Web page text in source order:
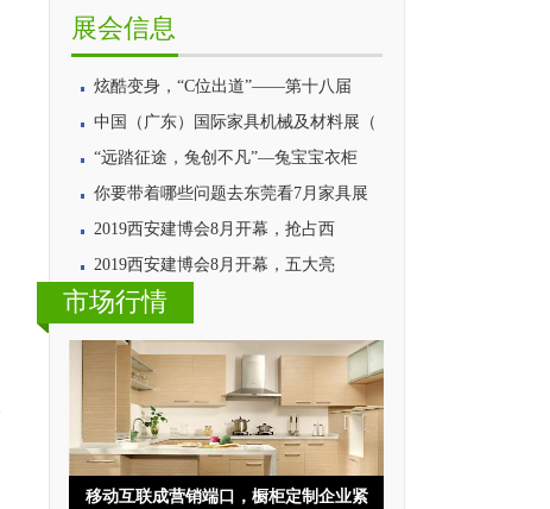
展会信息
炫酷变身，“C位出道”——第十八届
中国（广东）国际家具机械及材料展（
“远踏征途，兔创不凡”—兔宝宝衣柜
你要带着哪些问题去东莞看7月家具展
2019西安建博会8月开幕，抢占西
2019西安建博会8月开幕，五大亮
市场行情
移动互联成营销端口，橱柜定制企业紧